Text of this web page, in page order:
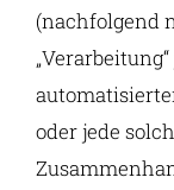
(nachfolgend
oder jede